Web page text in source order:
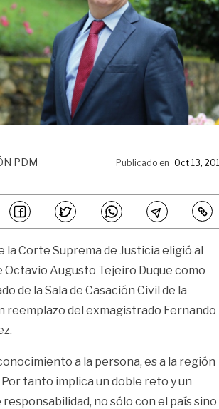
PDM Publicado en Oct 13,
la Corte Suprema de Justicia eligió al
Augusto Tejeiro Duque como
de la Sala de Casación Civil de la
reemplazo del exmagistrado Fernando
a la persona, es a la región
Por tanto implica un doble reto y un
no sólo con el país sino